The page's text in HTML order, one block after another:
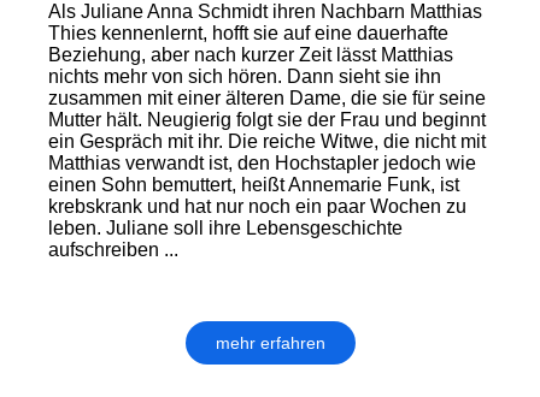
Als Juliane Anna Schmidt ihren Nachbarn Matthias
Thies kennenlernt, hofft sie auf eine dauerhafte
Beziehung, aber nach kurzer Zeit lässt Matthias
nichts mehr von sich hören. Dann sieht sie ihn
zusammen mit einer älteren Dame, die sie für seine
Mutter hält. Neugierig folgt sie der Frau und beginnt
ein Gespräch mit ihr. Die reiche Witwe, die nicht mit
Matthias verwandt ist, den Hochstapler jedoch wie
einen Sohn bemuttert, heißt Annemarie Funk, ist
krebskrank und hat nur noch ein paar Wochen zu
leben. Juliane soll ihre Lebensgeschichte
aufschreiben ...
mehr erfahren